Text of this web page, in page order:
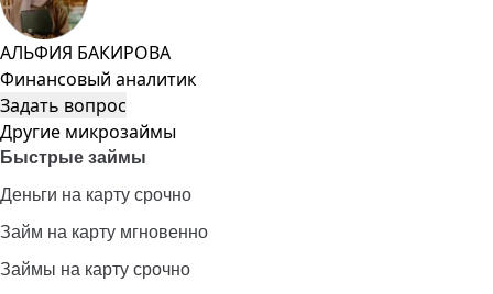
АЛЬФИЯ БАКИРОВА
Финансовый аналитик
Задать вопрос
Другие микрозаймы
Быстрые займы
Деньги на карту срочно
Займ на карту мгновенно
Займы на карту срочно